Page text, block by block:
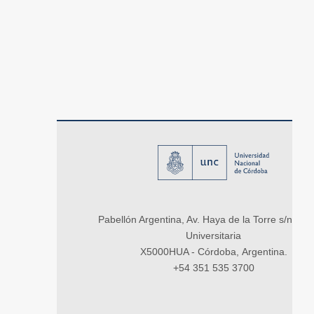
Pabellón Argentina, Av. Haya de la Torre s/n,
Universitaria
X5000HUA - Córdoba, Argentina.
+54 351 535 3700